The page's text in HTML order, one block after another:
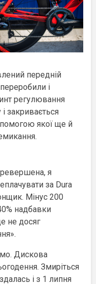
передній
і
регулювання
закривається
якої ще й
я
за Dura
Мінус 200
надбавки
не досяг
Дискова
Змиріться
і з 1 липня